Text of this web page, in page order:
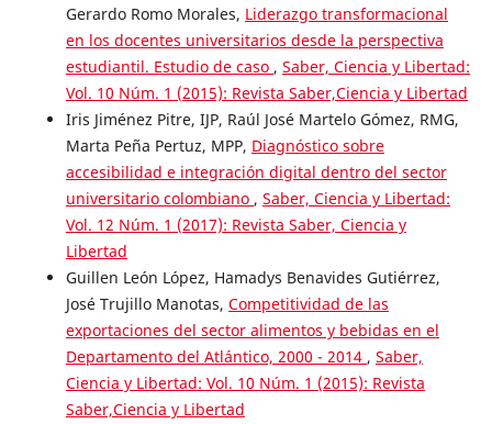
Gerardo Romo Morales, Liderazgo transformacional
en los docentes universitarios desde la perspectiva
estudiantil. Estudio de caso , Saber, Ciencia y Libertad:
Vol. 10 Núm. 1 (2015): Revista Saber,Ciencia y Libertad
Iris Jiménez Pitre, IJP, Raúl José Martelo Gómez, RMG,
Marta Peña Pertuz, MPP, Diagnóstico sobre
accesibilidad e integración digital dentro del sector
universitario colombiano , Saber, Ciencia y Libertad:
Vol. 12 Núm. 1 (2017): Revista Saber, Ciencia y
Libertad
Guillen León López, Hamadys Benavides Gutiérrez,
José Trujillo Manotas, Competitividad de las
exportaciones del sector alimentos y bebidas en el
Departamento del Atlántico, 2000 - 2014 , Saber,
Ciencia y Libertad: Vol. 10 Núm. 1 (2015): Revista
Saber,Ciencia y Libertad